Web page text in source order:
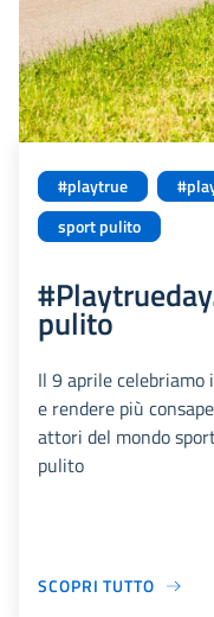
#playtrue
sport pulito
pulito
Il 9 aprile celebriamo
e rendere più
attori del mondo
pulito
SCOPRI TUTTO